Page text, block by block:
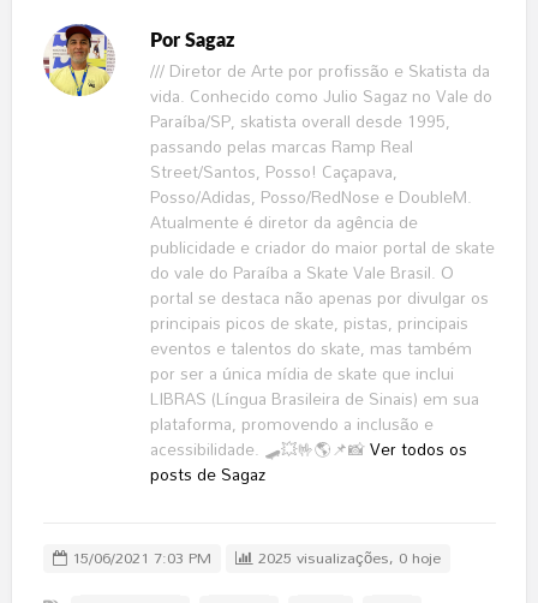
Por Sagaz
/// Diretor de Arte por profissão e Skatista da
vida. Conhecido como Julio Sagaz no Vale do
Paraíba/SP, skatista overall desde 1995,
passando pelas marcas Ramp Real
Street/Santos, Posso! Caçapava,
Posso/Adidas, Posso/RedNose e DoubleM.
Atualmente é diretor da agência de
publicidade e criador do maior portal de skate
do vale do Paraíba a Skate Vale Brasil. O
portal se destaca não apenas por divulgar os
principais picos de skate, pistas, principais
eventos e talentos do skate, mas também
por ser a única mídia de skate que inclui
LIBRAS (Língua Brasileira de Sinais) em sua
plataforma, promovendo a inclusão e
acessibilidade. 🛹💥🤟🌎📌📸Ver todos os
posts de Sagaz
15/06/2021 7:03 PM
2025 visualizações, 0 hoje